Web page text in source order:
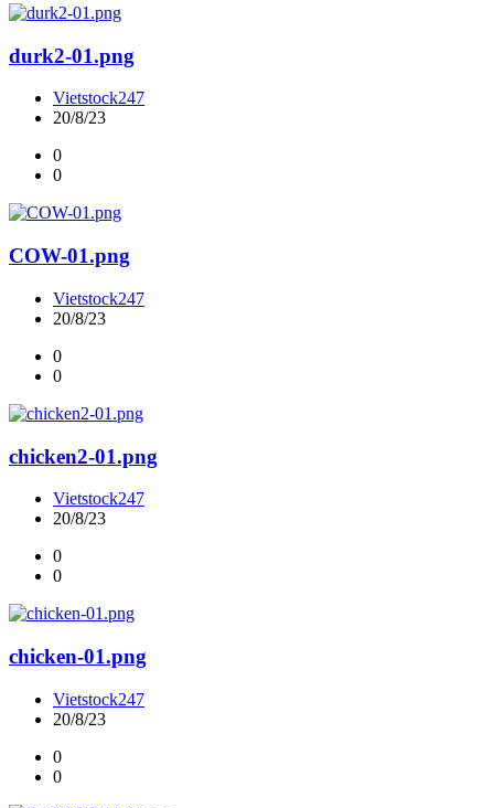
durk2-01.png
Vietstock247
20/8/23
0
0
COW-01.png
Vietstock247
20/8/23
0
0
chicken2-01.png
Vietstock247
20/8/23
0
0
chicken-01.png
Vietstock247
20/8/23
0
0